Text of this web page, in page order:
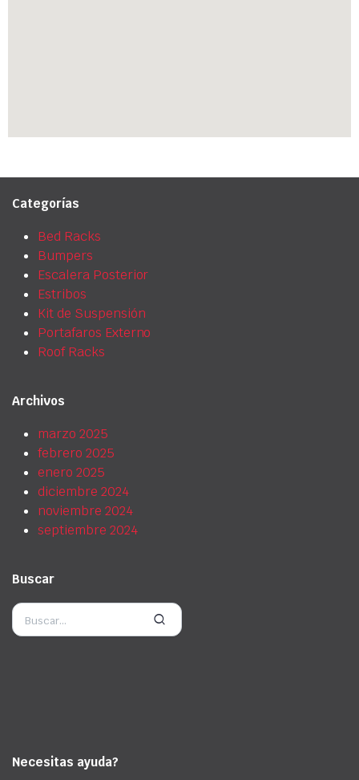
Categorías
Bed Racks
Bumpers
Escalera Posterior
Estribos
Kit de Suspensión
Portafaros Externo
Roof Racks
Archivos
marzo 2025
febrero 2025
enero 2025
diciembre 2024
noviembre 2024
septiembre 2024
Buscar
Necesitas ayuda?